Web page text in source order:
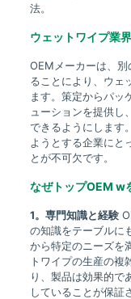
法。
ウェットワイプ業
OEMメーカーは、
ることにより、ウェ
ます。策定からパッ
ューションを提供し
できるようにします
ようとする企業にと
とが不可欠です。
なぜトップOEM w
1。専門知識と経験
の知識をテーブルに
から特定のニーズを
トワイプの生産の複
り、製品は効果的で
していることが保証